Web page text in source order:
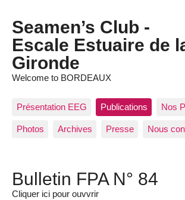
Seamen’s Club -
Escale Estuaire de
Gironde
Welcome to BORDEAUX
Présentation EEG Publications Nos
Photos Archives Presse Nous
Bulletin FPA N° 84
Cliquer ici pour ouvvrir